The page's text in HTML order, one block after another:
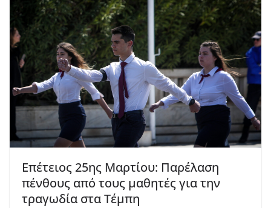
Επέτειος 25ης Μαρτίου: Παρέλαση
πένθους από τους μαθητές για την
τραγωδία στα Τέμπη